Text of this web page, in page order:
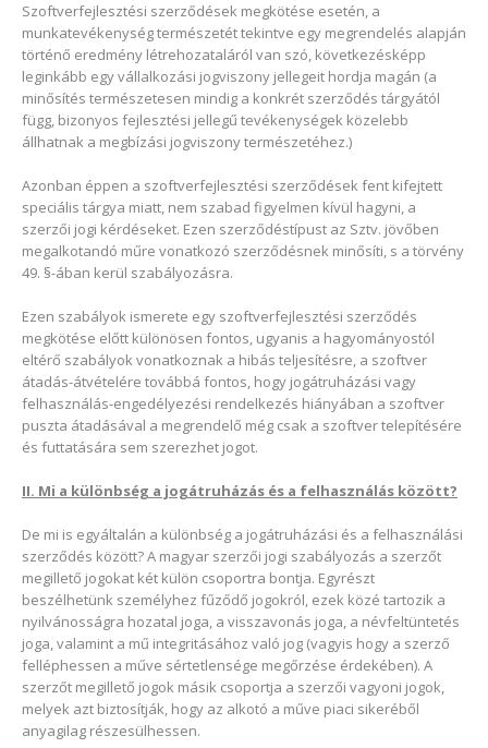
Szoftverfejlesztési szerződések megkötése esetén, a
munkatevékenység természetét tekintve egy megrendelés alapján
történő eredmény létrehozataláról van szó, következésképp
leginkább egy vállalkozási jogviszony jellegeit hordja magán (a
minősítés természetesen mindig a konkrét szerződés tárgyától
függ, bizonyos fejlesztési jellegű tevékenységek közelebb
állhatnak a megbízási jogviszony természetéhez.)
Azonban éppen a szoftverfejlesztési szerződések fent kifejtett
speciális tárgya miatt, nem szabad figyelmen kívül hagyni, a
szerzői jogi kérdéseket. Ezen szerződéstípust az Sztv. jövőben
megalkotandó műre vonatkozó szerződésnek minősíti, s a törvény
49. §-ában kerül szabályozásra.
Ezen szabályok ismerete egy szoftverfejlesztési szerződés
megkötése előtt különösen fontos, ugyanis a hagyományostól
eltérő szabályok vonatkoznak a hibás teljesítésre, a szoftver
átadás-átvételére továbbá fontos, hogy jogátruházási vagy
felhasználás-engedélyezési rendelkezés hiányában a szoftver
puszta átadásával a megrendelő még csak a szoftver telepítésére
és futtatására sem szerezhet jogot.
II. Mi a különbség a jogátruházás és a felhasználás között?
De mi is egyáltalán a különbség a jogátruházási és a felhasználási
szerződés között? A magyar szerzői jogi szabályozás a szerzőt
megillető jogokat két külön csoportra bontja. Egyrészt
beszélhetünk személyhez fűződő jogokról, ezek közé tartozik a
nyilvánosságra hozatal joga, a visszavonás joga, a névfeltüntetés
joga, valamint a mű integritásához való jog (vagyis hogy a szerző
felléphessen a műve sértetlensége megőrzése érdekében). A
szerzőt megillető jogok másik csoportja a szerzői vagyoni jogok,
melyek azt biztosítják, hogy az alkotó a műve piaci sikeréből
anyagilag részesülhessen.